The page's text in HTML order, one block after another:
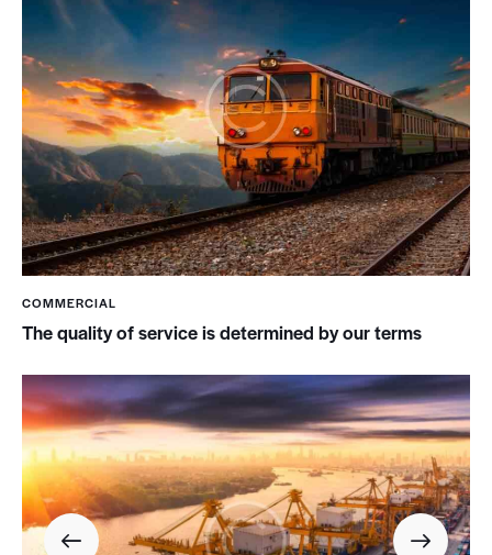
COMMERCIAL
The quality of service is determined by our terms